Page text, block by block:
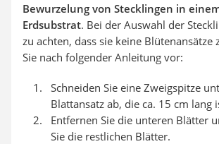
Bewurzelung von Stecklingen in
Erdsubstrat. Bei der Auswahl der
zu achten, dass sie keine Blütenansätze
Sie nach folgender Anleitung vor:
Schneiden Sie eine Zweigspitze
Blattansatz ab, die ca. 15 cm lang
Entfernen Sie die unteren Blätter
Sie die restlichen Blätter.